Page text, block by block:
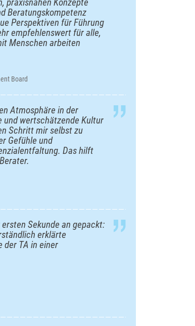
Beratungskompetenz
Perspektiven für Führung
empfehlenswert für alle,
Menschen arbeiten
Board
Atmosphäre in der
wertschätzende Kultur
Schritt mir selbst zu
Gefühle und
Das hilft
Sekunde an gepackt:
erklärte
der TA in einer